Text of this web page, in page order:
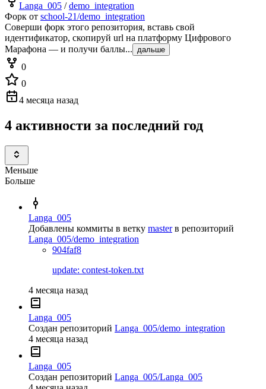
Langa_005 /demo_integration
Форк от school-21/demo_integration
Соверши форк этого репозитория, вставь свой
идентификатор, скопируй url на платформу Цифрового
Марафона — и получи баллы... дальше
0
0
4 месяца назад
4 активности за последний год
Меньше
Больше
Langa_005
Добавлены коммиты в ветку master в репозиторий
Langa_005/demo_integration
904faf8
update: contest-token.txt
4 месяца назад
Langa_005
Создан репозиторий Langa_005/demo_integration
4 месяца назад
Langa_005
Создан репозиторий Langa_005/Langa_005